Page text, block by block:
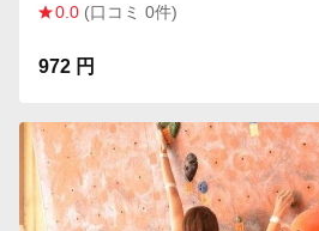
0.0 (口コミ 0件)
972 円